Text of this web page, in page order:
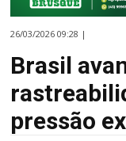
26/03/2026 09:28 |
Brasil
pressão